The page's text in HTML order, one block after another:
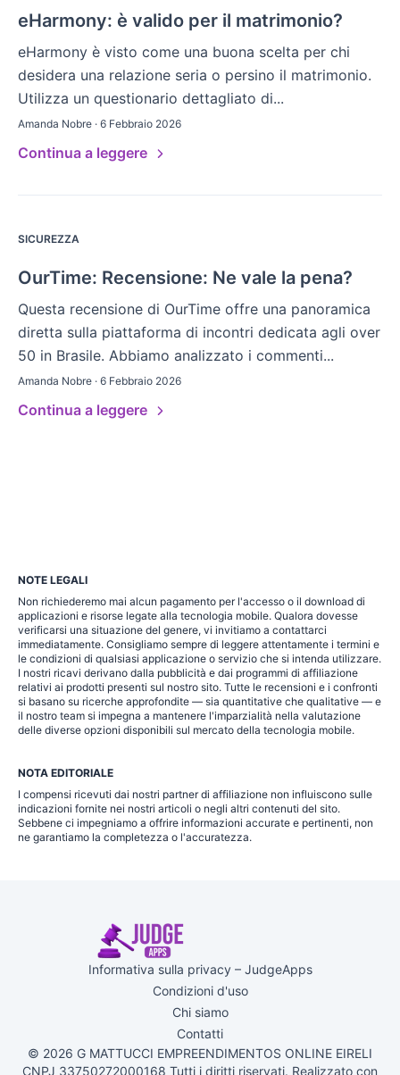
eHarmony: è valido per il matrimonio?
eHarmony è visto come una buona scelta per chi
desidera una relazione seria o persino il matrimonio.
Utilizza un questionario dettagliato di...
Amanda Nobre · 6 Febbraio 2026
Continua a leggere
SICUREZZA
OurTime: Recensione: Ne vale la pena?
Questa recensione di OurTime offre una panoramica
diretta sulla piattaforma di incontri dedicata agli over
50 in Brasile. Abbiamo analizzato i commenti...
Amanda Nobre · 6 Febbraio 2026
Continua a leggere
NOTE LEGALI
Non richiederemo mai alcun pagamento per l'accesso o il download di
applicazioni e risorse legate alla tecnologia mobile. Qualora dovesse
verificarsi una situazione del genere, vi invitiamo a contattarci
immediatamente. Consigliamo sempre di leggere attentamente i termini e
le condizioni di qualsiasi applicazione o servizio che si intenda utilizzare.
I nostri ricavi derivano dalla pubblicità e dai programmi di affiliazione
relativi ai prodotti presenti sul nostro sito. Tutte le recensioni e i confronti
si basano su ricerche approfondite — sia quantitative che qualitative — e
il nostro team si impegna a mantenere l'imparzialità nella valutazione
delle diverse opzioni disponibili sul mercato della tecnologia mobile.
NOTA EDITORIALE
I compensi ricevuti dai nostri partner di affiliazione non influiscono sulle
indicazioni fornite nei nostri articoli o negli altri contenuti del sito.
Sebbene ci impegniamo a offrire informazioni accurate e pertinenti, non
ne garantiamo la completezza o l'accuratezza.
Informativa sulla privacy – JudgeApps
Condizioni d'uso
Chi siamo
Contatti
© 2026 G MATTUCCI EMPREENDIMENTOS ONLINE EIRELI
CNPJ 33750272000168 Tutti i diritti riservati. Realizzato con